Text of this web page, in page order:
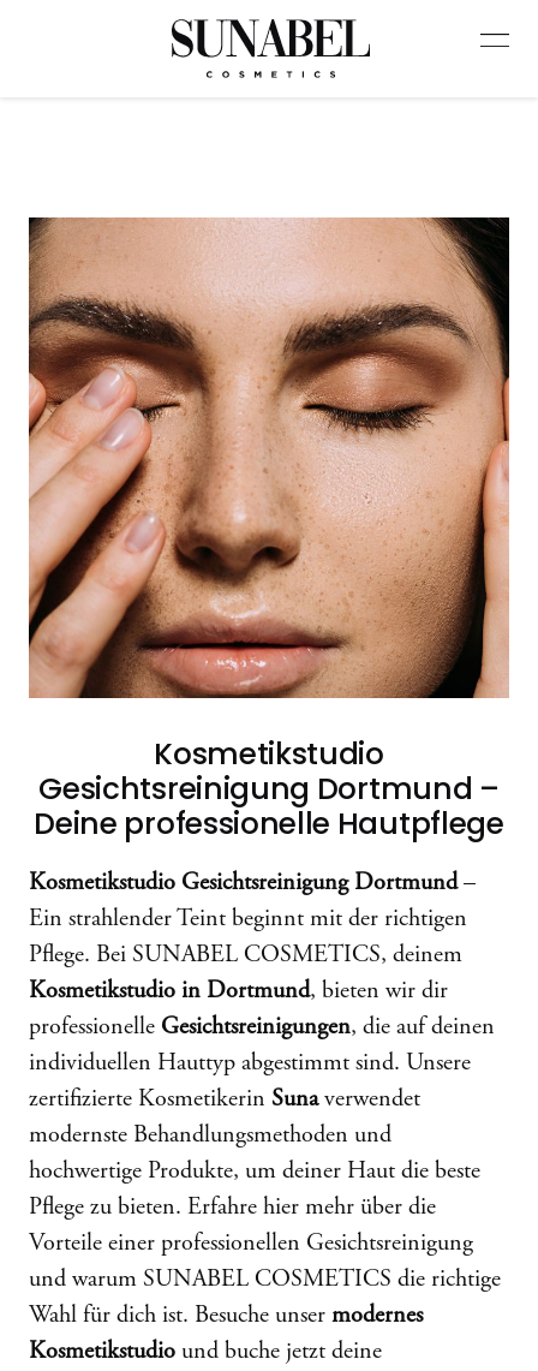
Kosmetikstudio
Gesichtsreinigung Dortmund –
Deine professionelle Hautpflege
Kosmetikstudio Gesichtsreinigung Dortmund–
Ein strahlender Teint beginnt mit der richtigen
Pflege. Bei SUNABEL COSMETICS, deinem
Kosmetikstudio in Dortmund, bieten wir dir
professionelle Gesichtsreinigungen, die auf deinen
individuellen Hauttyp abgestimmt sind. Unsere
zertifizierte Kosmetikerin Sunaverwendet
modernste Behandlungsmethoden und
hochwertige Produkte, um deiner Haut die beste
Pflege zu bieten. Erfahre hier mehr über die
Vorteile einer professionellen Gesichtsreinigung
und warum SUNABEL COSMETICS die richtige
Wahl für dich ist. Besuche unser modernes
Kosmetikstudio und buche jetzt deine